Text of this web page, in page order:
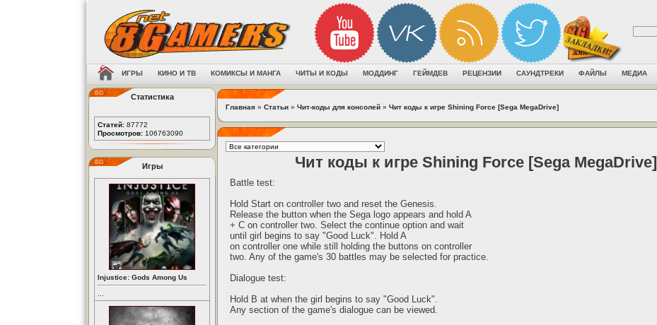
ИГРЫ КИНО И ТВ КОМИКСЫ И МАНГА ЧИТЫ И КОДЫ МОДДИНГ ГЕЙМДЕВ РЕЦЕНЗИИ САУНДТРЕКИ ФАЙЛЫ МЕДИА
Статистика
Статей: 87772
Просмотров: 106763090
Игры
Injustice: Gods Among Us
Главная » Статьи » Чит-коды для консолей » Чит коды к игре Shining Force [Sega MegaDrive]
Чит коды к игре Shining Force [Sega MegaDrive]
Battle test:
Hold Start on controller two and reset the Genesis.
Release the button when the Sega logo appears and hold A
+ C on controller two. Select the continue option and wait
until girl begins to say "Good Luck". Hold A
on controller one while still holding the buttons on controller
two. Any of the game's 30 battles may be selected for practice.
Dialogue test:
Hold B at when the girl begins to say "Good Luck".
Any section of the game's dialogue can be viewed.